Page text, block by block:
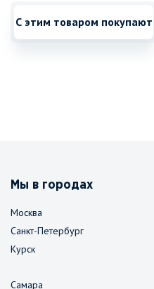
С этим товаром покупают
Мы в городах
Москва
Санкт-Петербург
Курск
Самара